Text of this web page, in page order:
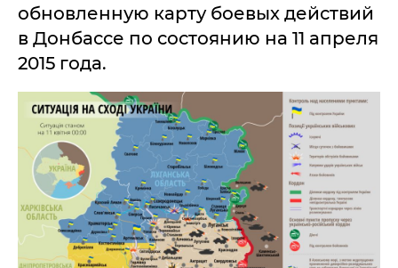
обновленную карту боевых действий
в Донбассе по состоянию на 11 апреля
2015 года.